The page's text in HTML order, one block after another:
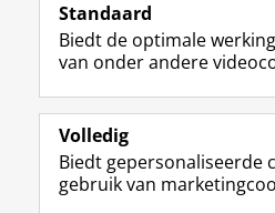
Standaard
Biedt de optimale
van onder andere
Volledig
Biedt gepersonaliseerde
gebruik van